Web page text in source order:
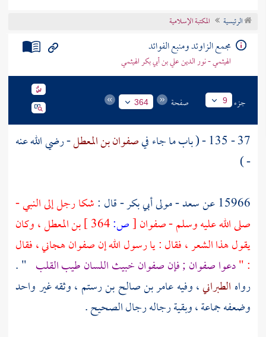
تراجم الأعلام
الرئيسية المكتبة الإسلامية
مجمع الزاوئد ومنبع الفوائد
الهيثمي - نور الدين علي بن أبي بكر الهيثمي
جزء 9 صفحة 364
37 - 135 - ( باب ما جاء في صفوان بن المعطل- رضي الله عنه
- )
15966 عن
سعد - مولى أبي بكر- قال :شكا رجل إلى النبي -
صلى الله عليه وسلم -صفوان[ص: بن المعطل، وكان
يقول هذا الشعر ، فقال :يا رسول الله إن صفوانهجاني ، فقال
: "دعواصفوان; فإنصفوانخبيث اللسان طيب القلب " .
رواه الطبراني، وفيهعامر بن صالح بن رستم ، وثقه غير واحد
وضعفه جماعة ، وبقية رجاله رجال الصحيح .